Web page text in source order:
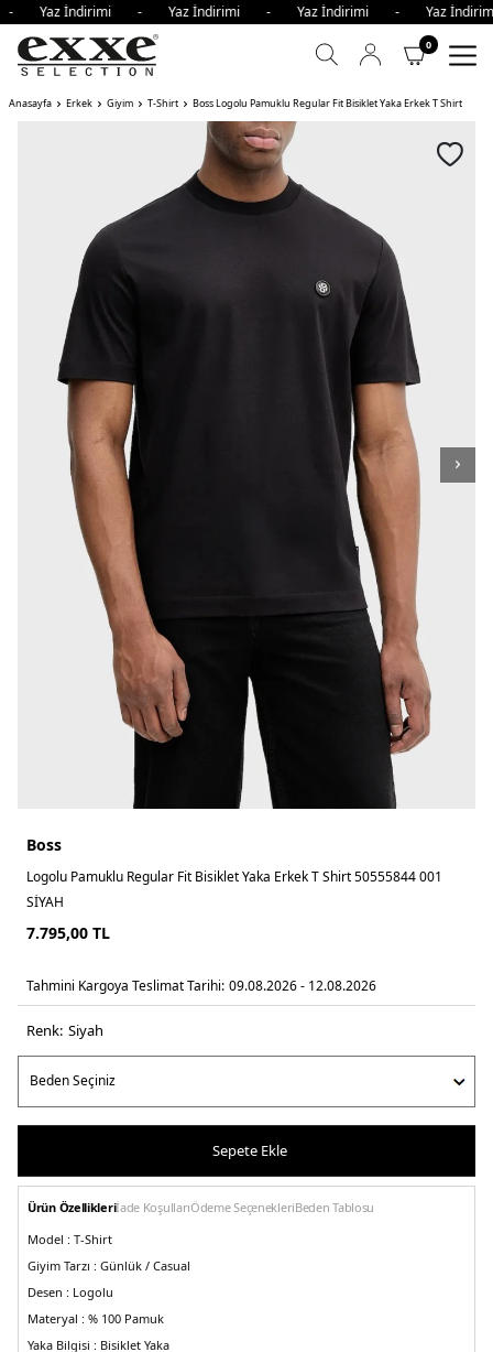
Yaz İndirimi - Yaz İndirimi - Yaz İndirimi - Yaz
0
Anasayfa Erkek Giyim T-Shirt Boss Logolu Pamuklu Regular Fit Bisiklet Yaka Erkek T Shirt
Boss
Logolu Pamuklu Regular Fit Bisiklet Yaka Erkek T Shirt 50555844 001
SİYAH
7.795,00 TL
Tahmini Kargoya Teslimat Tarihi: 09.08.2026 - 12.08.2026
Renk: si̇yah
Sepete Ekle
Ürün Özellikleriİade KoşullarıÖdeme SeçenekleriBeden Tablosu
Model : T-Shirt
Giyim Tarzı : Günlük / Casual
Desen : Logolu
Materyal : % 100 Pamuk
Yaka Bilgisi : Bisiklet Yaka